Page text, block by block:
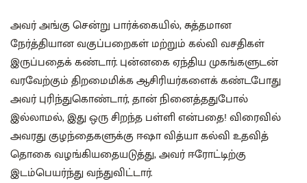
அவர் அங்கு சென்று பார்க்கையில், சுத்தமான
நேர்த்தியான வகுப்பறைகள் மற்றும் கல்வி வசதிகள்
இருப்பதைக் கண்டார். புன்னகை ஏந்திய முகங்களுடன்
வரவேற்கும் திறமைமிக்க ஆசிரியர்களைக் கண்டபோது
அவர் புரிந்துகொண்டார், தான் நினைத்ததுபோல்
இல்லாமல், இது ஒரு சிறந்த பள்ளி என்பதை! விரைவில்
அவரது குழந்தைகளுக்கு ஈஷா வித்யா கல்வி உதவித்
தொகை வழங்கியதையடுத்து, அவர் ஈரோட்டிற்கு
இடம்பெயர்ந்து வந்துவிட்டார்.